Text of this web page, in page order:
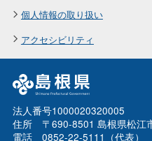
個人情報の取り扱い
アクセシビリティ
法人番号1000020320005
住所 〒690-8501 島根県松江
電話 0852-22-5111（代表）